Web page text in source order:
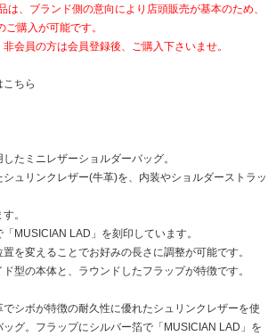
、ブランド側の意向により店頭販売が基本のため、
購入が可能です。
会員の方は会員登録後、ご購入下さいませ。
ちら
たミニレザーショルダーバッグ。
ュリンクレザー(牛革)を、内装やショルダーストラッ
。
MUSICIAN LAD」を刻印しています。
を変えることでお好みの長さに調整が可能です。
型の本体と、ラウンドしたフラップが特徴です。
でシボが特徴の耐久性に優れたシュリンクレザーを使
グ。フラップにシルバー箔で「MUSICIAN LAD」を